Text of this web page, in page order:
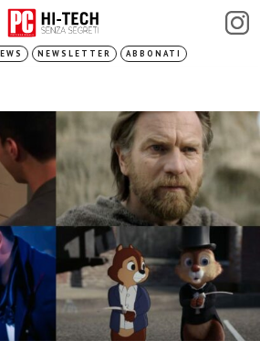
NEWSLETTER ABBONATI